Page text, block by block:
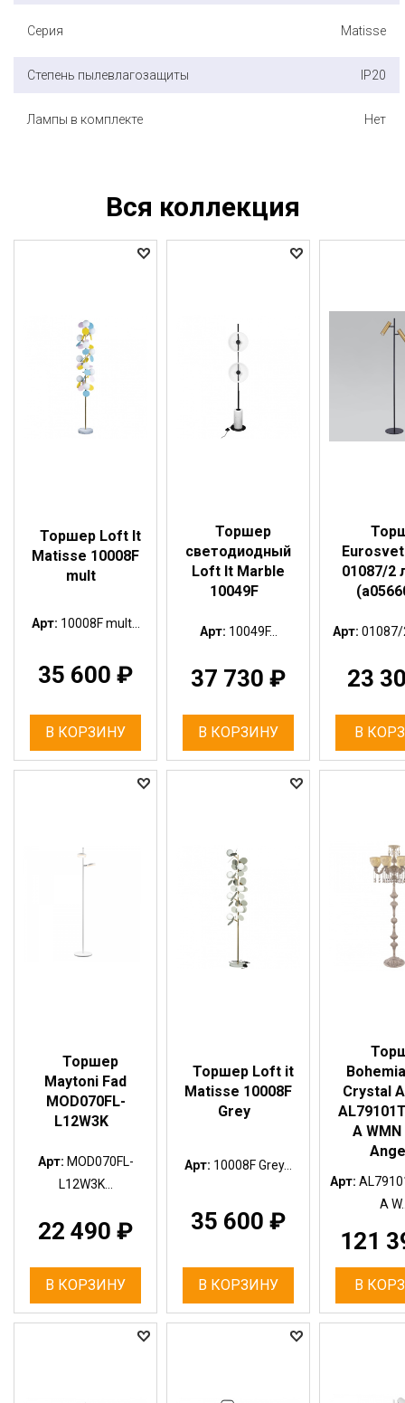
Серия Matisse
Степень пылевлагозащиты IP20
Лампы в комплекте Нет
Вся коллекция
Торшер Loft It
Matisse 10008F
mult
Арт: 10008F mult...
35 600 ₽
В КОРЗИНУ
Торшер
светодиодный
Loft It Marble
10049F
Арт: 10049F...
37 730 ₽
В КОРЗИНУ
01087/2
Арт: 01087/
23
В
Торшер
Maytoni Fad
MOD070FL-
L12W3K
Арт: MOD070FL-
L12W3K...
22 490 ₽
В КОРЗИНУ
Торшер Loft it
Matisse 10008F
Grey
Арт: 10008F Grey...
35 600 ₽
В КОРЗИНУ
Crystal
A WMN
Арт:
A
121
В